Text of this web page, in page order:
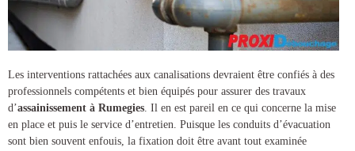
Les interventions rattachées aux canalisations devraient être confiés à des
professionnels compétents et bien équipés pour assurer des travaux
d’assainissement à Rumegies. Il en est pareil en ce qui concerne la mise
en place et puis le service d’entretien. Puisque les conduits d’évacuation
sont bien souvent enfouis, la fixation doit être avant tout examinée